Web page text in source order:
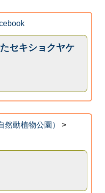
セキショクヤケ
動植物公園）
>